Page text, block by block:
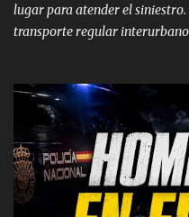
lugar para atender el
transporte regular interurbano
en la intersección de Ojos de
dentro del municipio de Telde.
investigando, el vehículo de
lleno contra la pared rocosa
completamente detenido tras
emergencias en la zona Por el